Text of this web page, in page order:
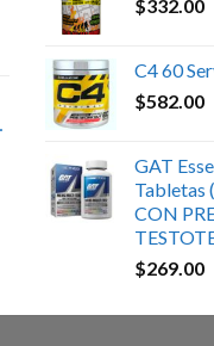
$332.00
C4 60
$582.00
GAT
CON
$269.00